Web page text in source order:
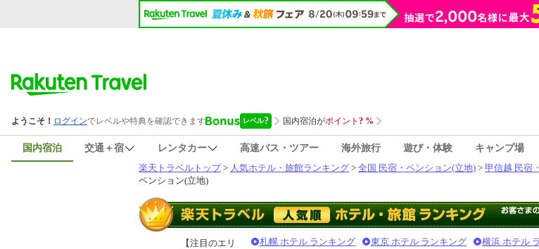
国内宿泊 交通＋宿 レンタカー 高速バス・ツアー 海外旅行 遊び・体験 キャンプ場
楽天トラベルトップ> 人気ホテル・旅館ランキング > 全国 民宿・ペンション(立地) > 甲信越 民宿
ペンション(立地)
【注目のエリ
札幌 ホテル ランキング 東京 ホテル ランキング 横浜 ホテル